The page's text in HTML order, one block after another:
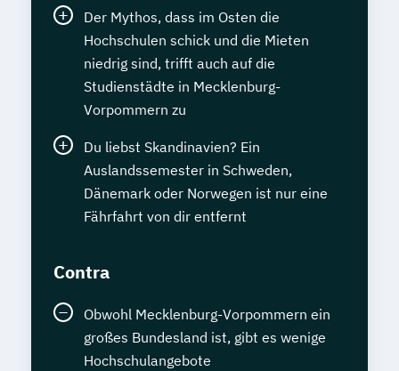
Der Mythos, dass im Osten die
Hochschulen schick und die Mieten
niedrig sind, trifft auch auf die
Studienstädte in Mecklenburg-
Vorpommern zu
Du liebst Skandinavien? Ein
Auslandssemester in Schweden,
Dänemark oder Norwegen ist nur eine
Fährfahrt von dir entfernt
Contra
Obwohl Mecklenburg-Vorpommern ein
großes Bundesland ist, gibt es wenige
Hochschulangebote